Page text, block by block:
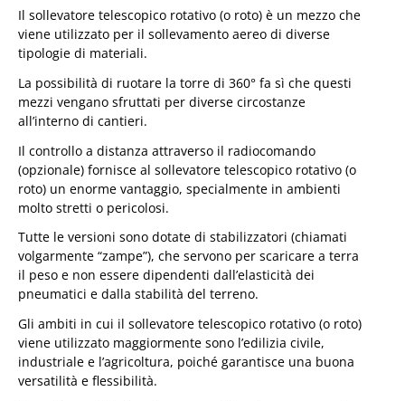
Il sollevatore telescopico rotativo (o roto) è un mezzo che
viene utilizzato per il sollevamento aereo di diverse
tipologie di materiali.
La possibilità di ruotare la torre di 360° fa sì che questi
mezzi vengano sfruttati per diverse circostanze
all’interno di cantieri.
Il controllo a distanza attraverso il radiocomando
(opzionale) fornisce al sollevatore telescopico rotativo (o
roto) un enorme vantaggio, specialmente in ambienti
molto stretti o pericolosi.
Tutte le versioni sono dotate di stabilizzatori (chiamati
volgarmente “zampe”), che servono per scaricare a terra
il peso e non essere dipendenti dall’elasticità dei
pneumatici e dalla stabilità del terreno.
Gli ambiti in cui il sollevatore telescopico rotativo (o roto)
viene utilizzato maggiormente sono l’edilizia civile,
industriale e l’agricoltura, poiché garantisce una buona
versatilità e flessibilità.